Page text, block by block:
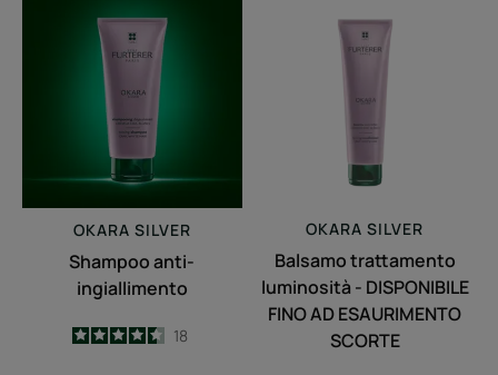
anti-
ingiallimento
OKARA SILVER
Shampoo anti-
ingiallimento
4.5
/5
18
trattamento
luminosità
DISPONIBILE
FINO
AD
ESAURIMENTO
OKARA SILVER
Balsamo trattamento
luminosità - DISPONIBILE
FINO AD ESAURIMENTO
SCORTE